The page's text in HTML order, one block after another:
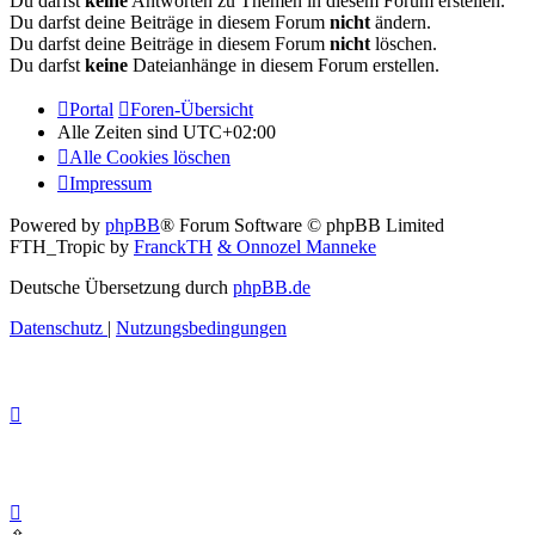
Du darfst deine Beiträge in diesem Forum nicht ändern.
Du darfst deine Beiträge in diesem Forum nicht löschen.
Du darfst keine Dateianhänge in diesem Forum erstellen.
Portal
Foren-Übersicht
Alle Zeiten sind UTC+02:00
Alle Cookies löschen
Impressum
Powered by phpBB® Forum Software © phpBB Limited
FTH_Tropic by FranckTH & Onnozel Manneke
Deutsche Übersetzung durch phpBB.de
Datenschutz | Nutzungsbedingungen